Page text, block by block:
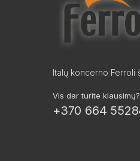
Italų koncerno Ferroli
Vis dar turite
+370 664